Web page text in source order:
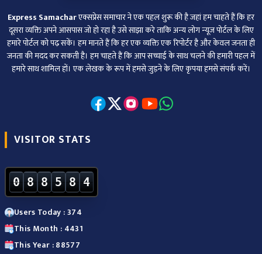
Express Samacharएक्सप्रेस समाचार ने एक पहल शुरू की है जहां हम चाहते हैं कि हर
दूसरा व्‍यक्ति अपने आसपास जो हो रहा है उसे साझा करे ताकि अन्‍य लोग न्‍यूज पोर्टल के लिए
हमारे पोर्टल को पढ़ सकें। हम मानते हैं कि हर एक व्यक्ति एक रिपोर्टर है और केवल जनता ही
जनता की मदद कर सकती है। हम चाहते हैं कि आप सच्चाई के साथ चलने की हमारी पहल में
हमारे साथ शामिल हों। एक लेखक के रूप में हमसे जुड़ने के लिए कृपया हमसे संपर्क करें।
VISITOR STATS
0 8 8 5 8 4
Users Today : 374
This Month : 4431
This Year : 88577